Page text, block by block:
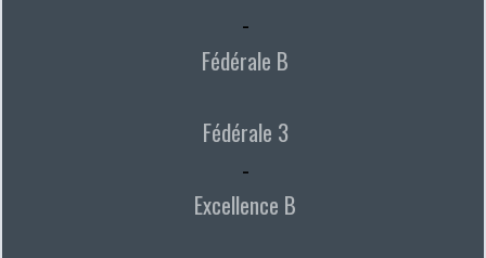
-
Fédérale B
Fédérale 3
-
Excellence B